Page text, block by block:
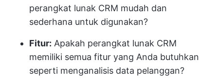
perangkat lunak CRM mudah dan
sederhana untuk digunakan?
Fitur: Apakah perangkat lunak CRM
memiliki semua fitur yang Anda butuhkan
seperti menganalisis data pelanggan?